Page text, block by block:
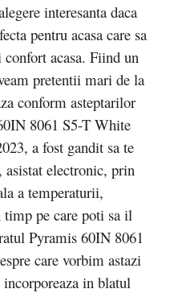
interesanta daca
pentru acasa care sa
acasa. Fiind un
pretentii mari de la
conform asteptarilor
8061 S5-T White
a fost gandit sa te
asistat electronic, prin
a temperaturii,
pe care poti sa il
Pyramis 60IN 8061
care vorbim astazi
in blatul